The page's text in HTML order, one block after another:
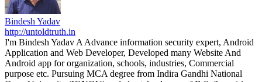
Bindesh Yadav
http://untoldtruth.in
I'm Bindesh Yadav A Advance information security expert, Android
Application and Web Developer, Developed many Website And
Android app for organization, schools, industries, Commercial
purpose etc. Pursuing MCA degree from Indira Gandhi National